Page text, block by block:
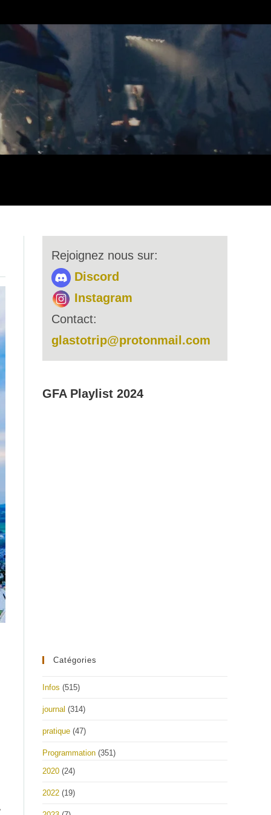
Rejoignez nous sur:
Discord
Instagram
Contact:
glastotrip@protonmail.com
GFA Playlist 2024
Catégories
Infos (515)
journal (314)
pratique (47)
Programmation (351)
2020 (24)
2022 (19)